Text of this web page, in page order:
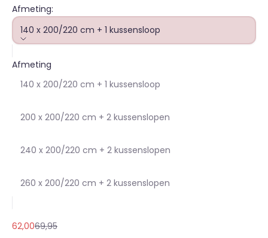
Afmeting:
140 x 200/220 cm + 1 kussensloop
Afmeting
140 x 200/220 cm + 1 kussensloop
200 x 200/220 cm + 2 kussenslopen
240 x 200/220 cm + 2 kussenslopen
260 x 200/220 cm + 2 kussenslopen
Aanbiedingsprijs
62,00Normale prijs
69,95